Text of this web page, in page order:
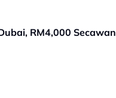
RM4,000 Secawan